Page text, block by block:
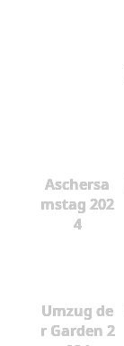
Aschersa
mstag 202
4
Umzug de
r Garden 2